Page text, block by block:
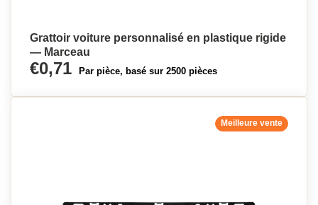
Grattoir voiture personnalisé en plastique rigide
— Marceau
€0,71 Par pièce, basé sur 2500 pièces
Meilleure vente